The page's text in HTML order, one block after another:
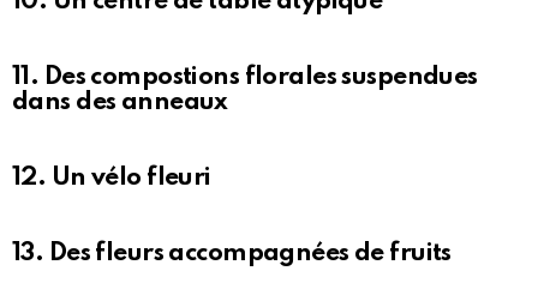
11. Des compostions florales suspendues
dans des anneaux
12. Un vélo fleuri
13. Des fleurs accompagnées de fruits